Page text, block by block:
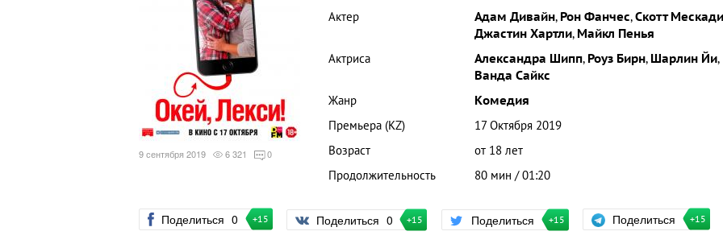
9 сентября 2019 6 321 0
Актер
Адам Дивайн, Рон Фанчес,Скотт Мескади
Джастин Хартли, Майкл Пенья
Актриса
Александра Шипп, Роуз Бирн, Шарлин Йи,
Ванда Сайкс
Жанр
Комедия
Премьера (KZ)
17 Октября 2019
Возраст
от 18 лет
Продолжительность
80 мин / 01:20
Поделиться 0 +15 Поделиться 0 +15 Поделиться +15 Поделиться +15